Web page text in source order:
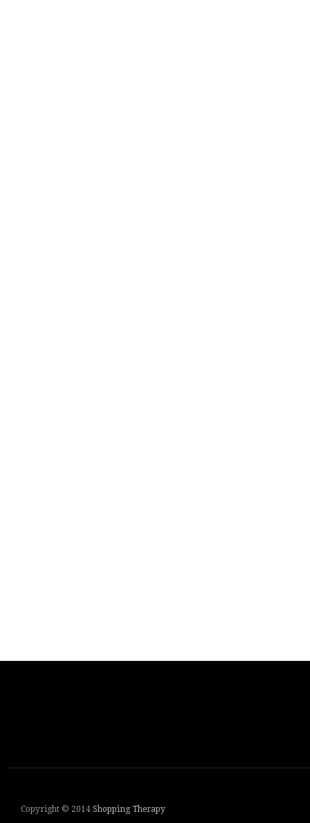
Copyright © 2014 Shopping Therapy